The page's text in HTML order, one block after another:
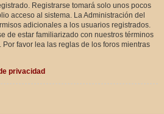
Registrarse tomará solo unos pocos
acceso al sistema. La Administración del
adicionales a los usuarios registrados.
de estar familiarizado con nuestros términos
favor lea las reglas de los foros mientras
privacidad